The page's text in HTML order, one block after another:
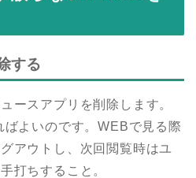
する
ースアプリを削除します。
よいのです。WEBで見る際
アウトし、次回閲覧時はユ
打ちすること。